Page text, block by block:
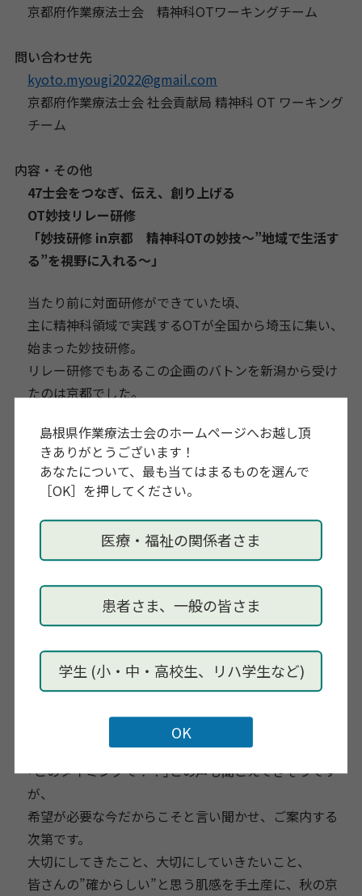
島根県作業療法士会のホームページへお越し頂
きありがとうございます！
あなたについて、最も当てはまるものを選んで
［OK］を押してください。
医療・福祉の関係者さま
患者さま、一般の皆さま
学生 (小・中・高校生、リハ学生など)
京都府作業療法士会 精神科OTワーキングチーム
問い合わせ先
kyoto.myougi2022@gmail.com
京都府作業療法士会 社会貢献局 精神科 OT ワーキング
チーム
内容・その他
47士会をつなぎ、伝え、創り上げる
OT妙技リレー研修
「妙技研修 in京都 精神科OTの妙技～”地域で生活す
る”を視野に入れる～」
当たり前に対面研修ができていた頃、
主に精神科領域で実践するOTが全国から埼玉に集い、
始まった妙技研修。
リレー研修でもあるこの企画のバトンを新潟から受け
たのは京都でした。
離さず、
今も汗びっしょりで握り続けています。
妙技研修は OTR が培ってきた独自の技の共有と、
皆さんとのつながりができることを目指しています。
皆さんにも科学的・学術的エビデンスは(まだ)ないが、
今回は地域・訪問を通して得られた支援の技に関する
ワークショップを企画しました。
神科領域以外の方も、
ご担当区分(地域や入院)に関係なく参画いただける内容
感染症に熱中症と、あらゆる予防に追われる中、
｢このタイミングで！？｣との声も聞こえてきそうです
が、
希望が必要な今だからこそと言い聞かせ、ご案内する
次第です。
大切にしてきたこと、大切にしていきたいこと、
皆さんの”確からしい”と思う肌感を手土産に、秋の京